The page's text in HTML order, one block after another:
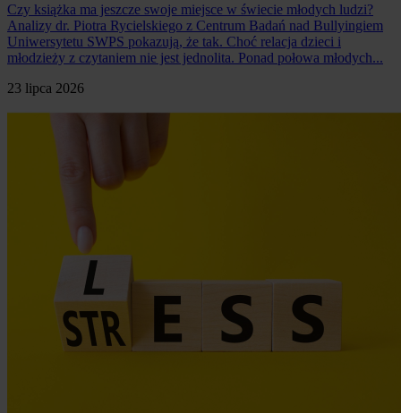
Czy książka ma jeszcze swoje miejsce w świecie młodych ludzi?
Analizy dr. Piotra Rycielskiego z Centrum Badań nad Bullyingiem
Uniwersytetu SWPS pokazują, że tak. Choć relacja dzieci i
młodzieży z czytaniem nie jest jednolita. Ponad połowa młodych...
23 lipca 2026